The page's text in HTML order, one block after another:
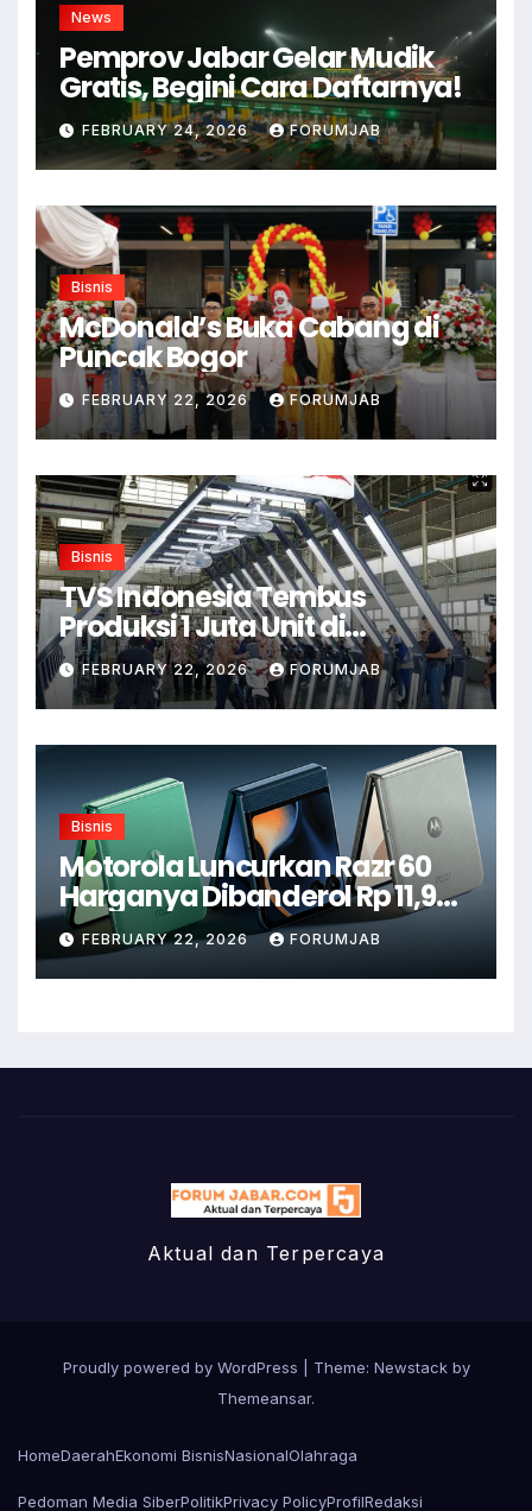
News
Pemprov Jabar Gelar Mudik
Gratis, Begini Cara Daftarnya!
FEBRUARY 24, 2026 FORUMJAB
Bisnis
McDonald’s Buka Cabang di
Puncak Bogor
FEBRUARY 22, 2026 FORUMJAB
Bisnis
TVS Indonesia Tembus
Produksi 1 Juta Unit di
Karawang
FEBRUARY 22, 2026 FORUMJAB
Bisnis
Motorola Luncurkan Razr 60
Harganya Dibanderol Rp 11,9
Juta
FEBRUARY 22, 2026 FORUMJAB
Aktual dan Terpercaya
Proudly powered by WordPress Theme: Newstackby
Themeansar.
HomeDaerahEkonomi BisnisNasionalOlahraga
Pedoman Media SiberPolitikPrivacy PolicyProfilRedaksi